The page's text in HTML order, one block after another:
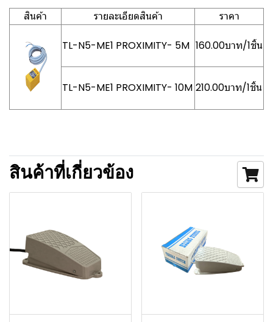
สินค้า
รายละเอียดสินค้า ราคา
TL-N5-ME1 PROXIMITY- 5M 160.00บาท/1ชิ้น
TL-N5-ME1 PROXIMITY- 10M 210.00บาท/1ชิ้น
สินค้าที่เกี่ยวข้อง